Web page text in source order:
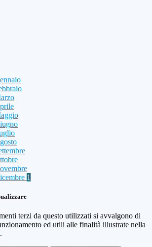
1
terzi da questo utilizzati si avvalgono di
ed utili alle finalità illustrate nella
.